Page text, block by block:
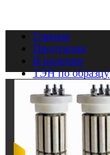
Главная
Продукция
В наличии
ТЭН по образцу
Фотогалерея
Видео ролики
Партнёры
Контакты